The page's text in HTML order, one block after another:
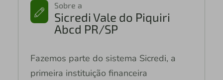
Sobre a
Sicredi Vale do Piquiri
Abcd PR/SP
Fazemos parte do sistema Sicredi, a
primeira instituição financeira